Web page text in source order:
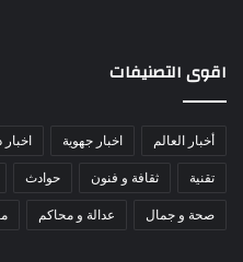
اقوى التصنيفات
أخبار العالم اخبار جهوية اخبار
تقنية ثقافة و فنون حوادث
صحة و جمال عدالة و محاكم